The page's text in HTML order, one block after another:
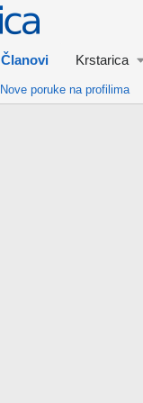
Članovi Krstarica
Nove poruke na profilima